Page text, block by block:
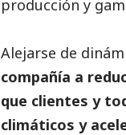
producción y
Alejarse de
compañía a
que clientes y
climáticos y